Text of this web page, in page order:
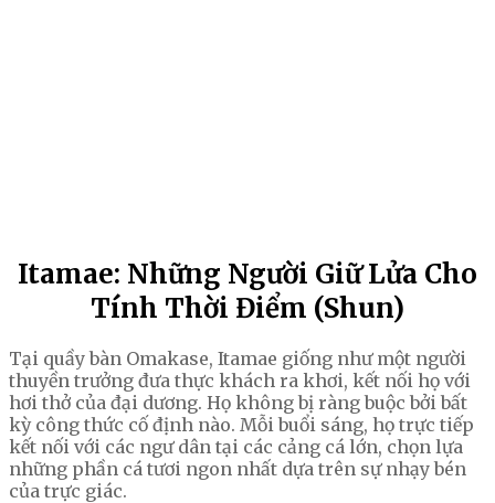
Itamae: Những Người Giữ Lửa Cho
Tính Thời Điểm (Shun)
Tại quầy bàn Omakase, Itamae giống như một người
thuyền trưởng đưa thực khách ra khơi, kết nối họ với
hơi thở của đại dương. Họ không bị ràng buộc bởi bất
kỳ công thức cố định nào. Mỗi buổi sáng, họ trực tiếp
kết nối với các ngư dân tại các cảng cá lớn, chọn lựa
những phần cá tươi ngon nhất dựa trên sự nhạy bén
của trực giác.